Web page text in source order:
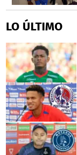
LO ÚLTIMO